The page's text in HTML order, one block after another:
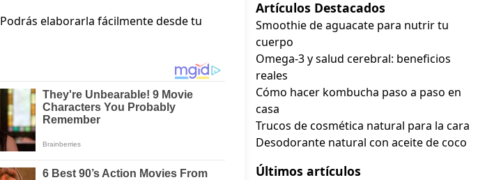
Podrás elaborarla fácilmente desde tu
Artículos Destacados
Smoothie de aguacate para nutrir tu
cuerpo
Omega-3 y salud cerebral: beneficios
reales
Cómo hacer kombucha paso a paso en
casa
Trucos de cosmética natural para la cara
Desodorante natural con aceite de coco
Últimos artículos